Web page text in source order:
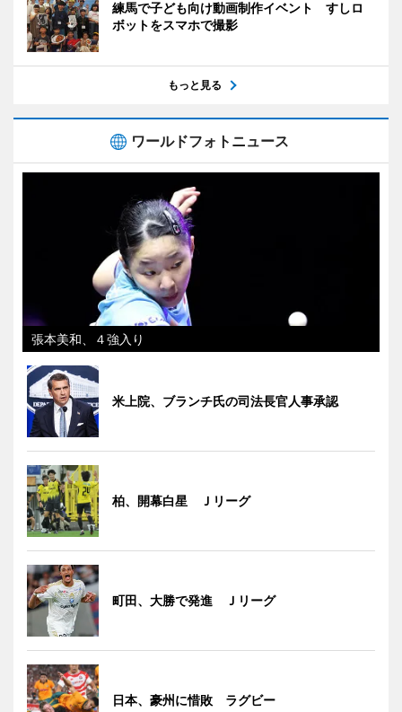
練馬で子ども向け動画制作イベント すしロ
ボットをスマホで撮影
もっと見る
ワールドフォトニュース
張本美和、４強入り
米上院、ブランチ氏の司法長官人事承認
柏、開幕白星 Ｊリーグ
町田、大勝で発進 Ｊリーグ
日本、豪州に惜敗 ラグビー